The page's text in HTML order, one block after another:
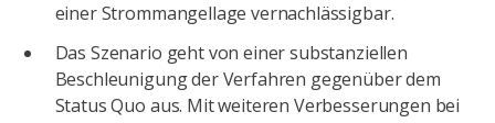
einer Strommangellage vernachlässigbar.
Das Szenario geht von einer substanziellen
Beschleunigung der Verfahren gegenüber dem
Status Quo aus. Mit weiteren Verbesserungen bei